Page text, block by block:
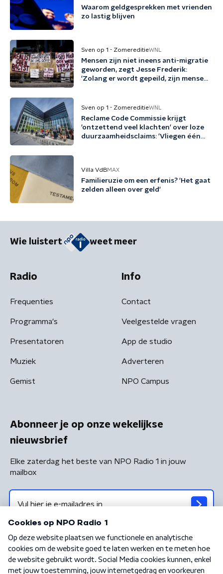
Waarom geldgesprekken met vrienden
zo lastig blijven
Sven op 1 - ZomereditieWNL
Mensen zijn niet ineens anti-migratie
geworden, zegt Jesse Frederik:
'Zolang er wordt gepeild, zijn mensen
Sven op 1 - ZomereditieWNL
Reclame Code Commissie krijgt
'ontzettend veel klachten' over loze
duurzaamheidsclaims: 'Vliegen één
Villa VdBMAX
Familieruzie om een erfenis? 'Het gaat
zelden alleen over geld'
Wie luistert weet meer
Radio
Frequenties
Programma's
Presentatoren
Muziek
Gemist
Info
Contact
Veelgestelde vragen
App de studio
Adverteren
NPO Campus
Abonneer je op onze wekelijkse
nieuwsbrief
Elke zaterdag het beste van NPO Radio 1 in jouw
mailbox
Algemene voorwaarden